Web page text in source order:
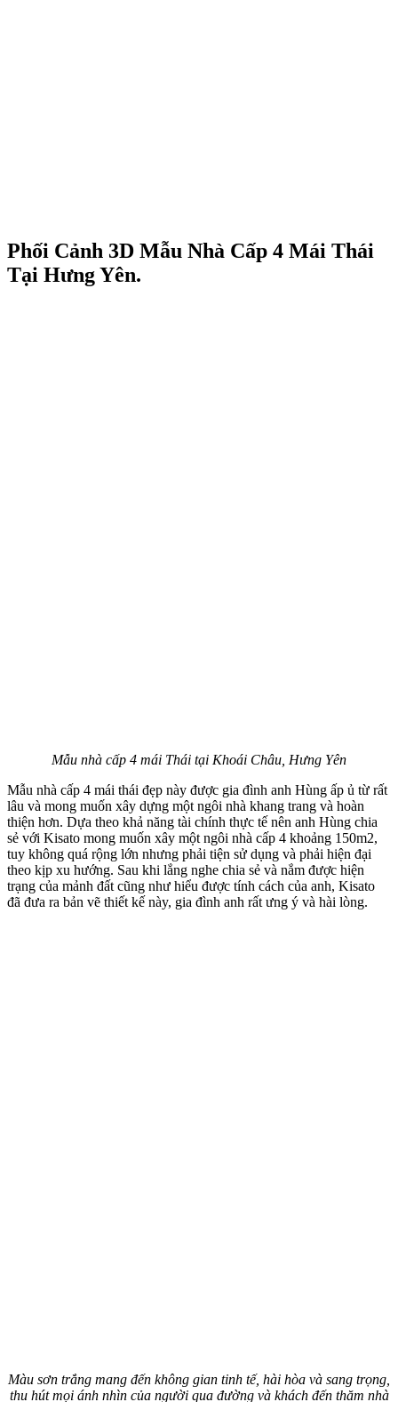
Phối Cảnh 3D Mẫu Nhà Cấp 4 Mái Thái
Tại Hưng Yên.
Mẫu nhà cấp 4 mái Thái tại Khoái Châu, Hưng Yên
Mẫu nhà cấp 4 mái thái đẹp này được gia đình anh Hùng ấp ủ từ rất
lâu và mong muốn xây dựng một ngôi nhà khang trang và hoàn
thiện hơn. Dựa theo khả năng tài chính thực tế nên anh Hùng chia
sẻ với Kisato mong muốn xây một ngôi nhà cấp 4 khoảng 150m2,
tuy không quá rộng lớn nhưng phải tiện sử dụng và phải hiện đại
theo kịp xu hướng. Sau khi lắng nghe chia sẻ và nắm được hiện
trạng của mảnh đất cũng như hiểu được tính cách của anh, Kisato
đã đưa ra bản vẽ thiết kế này, gia đình anh rất ưng ý và hài lòng.
Màu sơn trắng mang đến không gian tinh tế, hài hòa và sang trọng,
thu hút mọi ánh nhìn của người qua đường và khách đến thăm nhà